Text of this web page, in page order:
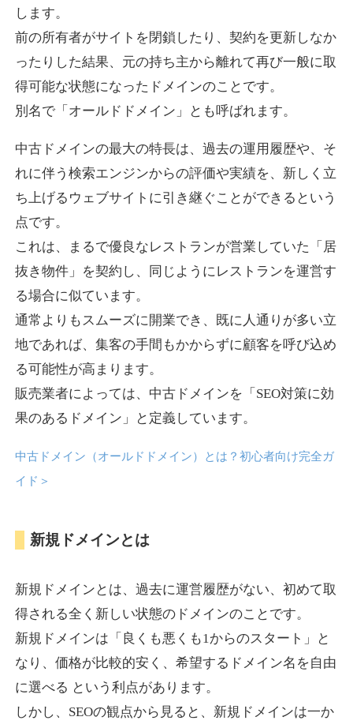
詳細を見る
DA
10,800円 入札 0件
詳細を見る
ジャンルエンターテイメント
37
10,800円
詳細を見る
box-cafe.jp
ジャンル 飲食
DA37 外部リンク数
3,300円 入札 2件
詳細を見る
anipani.jp
DA 37 外部リンク数
lowslotfamilylocal.com
ジャンルその他
DA37 外部リンク数653 ドメイン年齢 1年
します。
前の所有者がサイトを閉鎖したり、契約を更新しなか
ったりした結果、元の持ち主から離れて再び一般に取
得可能な状態になったドメインのことです。
別名で「オールドドメイン」とも呼ばれます。
中古ドメインの最大の特長は、過去の運用履歴や、そ
れに伴う検索エンジンからの評価や実績を、新しく立
ち上げるウェブサイトに引き継ぐことができるという
点です。
これは、まるで優良なレストランが営業していた「居
抜き物件」を契約し、同じようにレストランを運営す
る場合に似ています。
通常よりもスムーズに開業でき、既に人通りが多い立
地であれば、集客の手間もかからずに顧客を呼び込め
る可能性が高まります。
販売業者によっては、中古ドメインを「SEO対策に効
果のあるドメイン」と定義しています。
中古ドメイン（オールドドメイン）とは？初心者向け完全ガ
イド ＞
新規ドメインとは
新規ドメインとは、過去に運営履歴がない、初めて取
得される全く新しい状態のドメインのことです。
新規ドメインは「良くも悪くも1からのスタート」と
なり、価格が比較的安く、希望するドメイン名を自由
に選べる という利点があります。
しかし、SEOの観点から見ると、新規ドメインは一か